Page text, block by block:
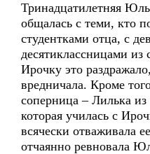
Тринадцатилетняя
общалась с теми, кто
студентками отца, с
десятиклассницами из
Ирочку это
вредничала. Кроме
соперница – Лилька из
которая училась с
всячески отваживала
отчаянно ревновала